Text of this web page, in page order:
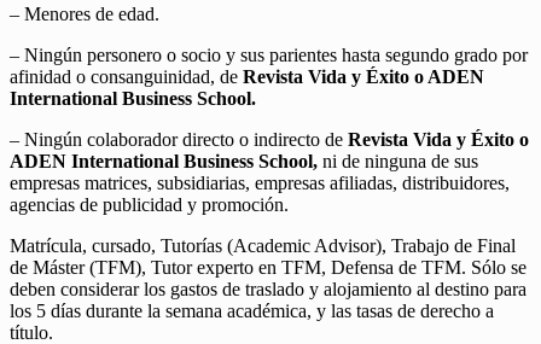
– Menores de edad.
– Ningún personero o socio y sus parientes hasta segundo grado por
afinidad o consanguinidad, de Revista Vida y Éxito o ADEN
International Business School.
– Ningún colaborador directo o indirecto de Revista Vida y Éxito o
ADEN International Business School, ni de ninguna de sus
empresas matrices, subsidiarias, empresas afiliadas, distribuidores,
agencias de publicidad y promoción.
Matrícula, cursado, Tutorías (Academic Advisor), Trabajo de Final
de Máster (TFM), Tutor experto en TFM, Defensa de TFM. Sólo se
deben considerar los gastos de traslado y alojamiento al destino para
los 5 días durante la semana académica, y las tasas de derecho a
título.